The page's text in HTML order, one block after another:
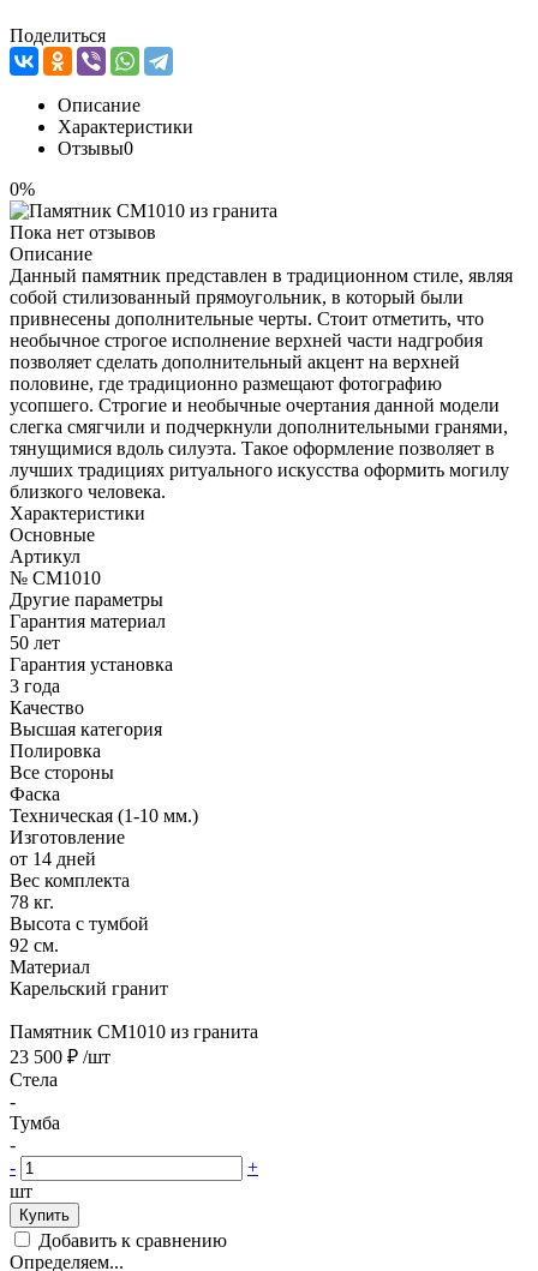
Поделиться
Описание
Характеристики
Отзывы0
0%
Пока нет отзывов
Описание
Данный памятник представлен в традиционном стиле, являя
собой стилизованный прямоугольник, в который были
привнесены дополнительные черты. Стоит отметить, что
необычное строгое исполнение верхней части надгробия
позволяет сделать дополнительный акцент на верхней
половине, где традиционно размещают фотографию
усопшего. Строгие и необычные очертания данной модели
слегка смягчили и подчеркнули дополнительными гранями,
тянущимися вдоль силуэта. Такое оформление позволяет в
лучших традициях ритуального искусства оформить могилу
близкого человека.
Характеристики
Основные
Артикул
№ CM1010
Другие параметры
Гарантия материал
50 лет
Гарантия установка
3 года
Качество
Высшая категория
Полировка
Все стороны
Фаска
Техническая (1-10 мм.)
Изготовление
от 14 дней
Вес комплекта
78 кг.
Высота с тумбой
92 см.
Материал
Карельский гранит
Памятник CM1010 из гранита
23 500 ₽ /шт
Стела
-
Тумба
-
-
+
шт
Купить
Добавить к сравнению
Определяем...